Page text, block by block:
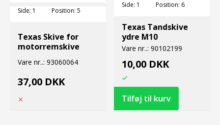
Side: 1 Position: 5
Texas Skive for
motorremskive
Vare nr..: 93060064
37,00 DKK
Side: 1 Position: 6
Texas Tandskive
ydre M10
Vare nr..: 90102199
10,00 DKK